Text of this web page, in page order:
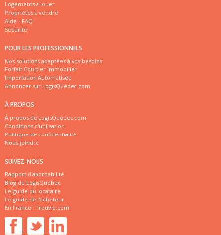
Logements à louer
Propriétés à vendre
Aide - FAQ
Sécurité
POUR LES PROFESSIONNELS
Nos solutions adaptées à vos besoins
Forfait Courtier Immobilier
Importation Automatisée
Annoncer sur LogisQuébec.com
À PROPOS
À propos de LogisQuébec.com
Conditions d'utilisation
Politique de confidentialité
Nous joindre
SUIVEZ-NOUS
Rapport d'abordabilité
Blog de LogisQuébec
Le guide du locataire
Le guide de l'acheteur
En France : Trouvia.com